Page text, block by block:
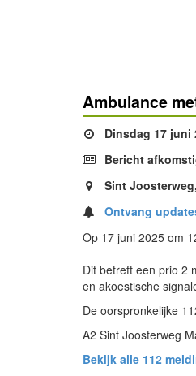
Ambulance
Dinsdag 17 juni
Bericht
Sint
Ontvang
Op 17 juni 2025 om
Dit betreft een prio 2
en akoestische
De oorspronkelijke
A2 Sint Joosterweg
Bekijk alle 112